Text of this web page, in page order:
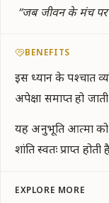
“जब जीवन के मंच पर
BENEFITS
इस ध्यान के पश्चात
अपेक्षा समाप्त हो
यह अनुभूति आत्मा को
शांति स्वतः प्राप्त होती
EXPLORE MORE